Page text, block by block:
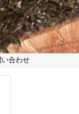
い合わせ